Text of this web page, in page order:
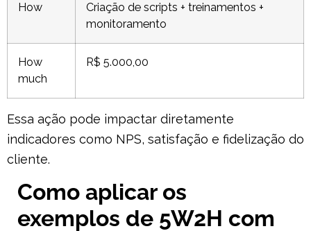
How
Criação de scripts + treinamentos +
monitoramento
How
much
R$ 5.000,00
Essa ação pode impactar diretamente
indicadores como NPS, satisfação e fidelização do
cliente.
Como aplicar os
exemplos de 5W2H com